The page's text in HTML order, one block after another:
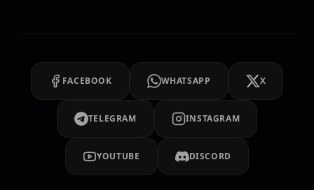
FACEBOOK WHATSAPP X
TELEGRAM INSTAGRAM
YOUTUBE DISCORD